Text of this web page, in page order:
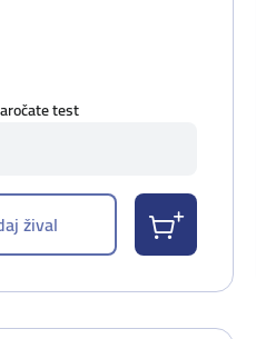
test
žival